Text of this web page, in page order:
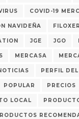
COVID-19
NAVIDEÑA
JGE JGO
MERCASA
PERFIL
POPULAR PRECIOS
LOCAL